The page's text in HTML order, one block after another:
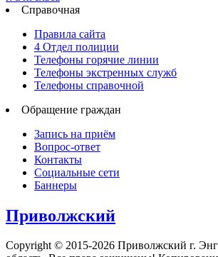
Справочная
Правила сайта
4 Отдел полиции
Телефоны горячие линии
Телефоны экстренных служб
Телефоны справочной
Обращение граждан
Запись на приём
Вопрос-ответ
Контакты
Социальные сети
Баннеры
Приволжский
Copyright © 2015-2026 Приволжский г.